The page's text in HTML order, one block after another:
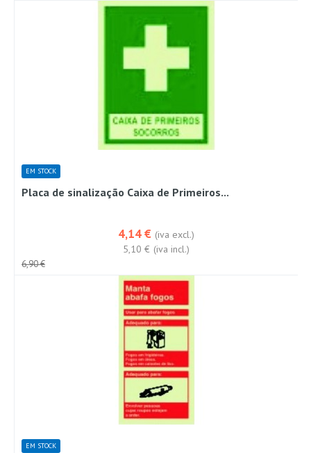
EM STOCK
Placa de sinalização Caixa de Primeiros...
4,14 € (iva excl.)
5,10 € (iva incl.)
6,90 €
EM STOCK